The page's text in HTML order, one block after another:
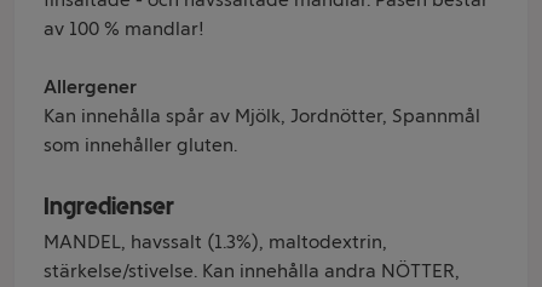
av 100 % mandlar!
Allergener
Kan innehålla spår av Mjölk, Jordnötter, Spannmål
som innehåller gluten.
Ingredienser
MANDEL, havssalt (1.3%), maltodextrin,
stärkelse/stivelse. Kan innehålla andra NÖTTER,